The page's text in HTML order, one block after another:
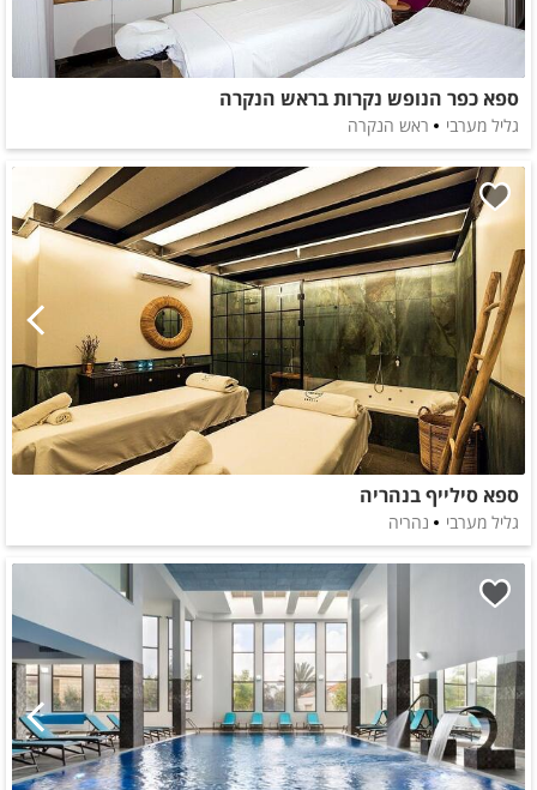
ספא כפר הנופש נקרות בראש הנקרה
גליל מערבי ראש הנקרה
ספא סילייף בנהריה
גליל מערבי נהריה